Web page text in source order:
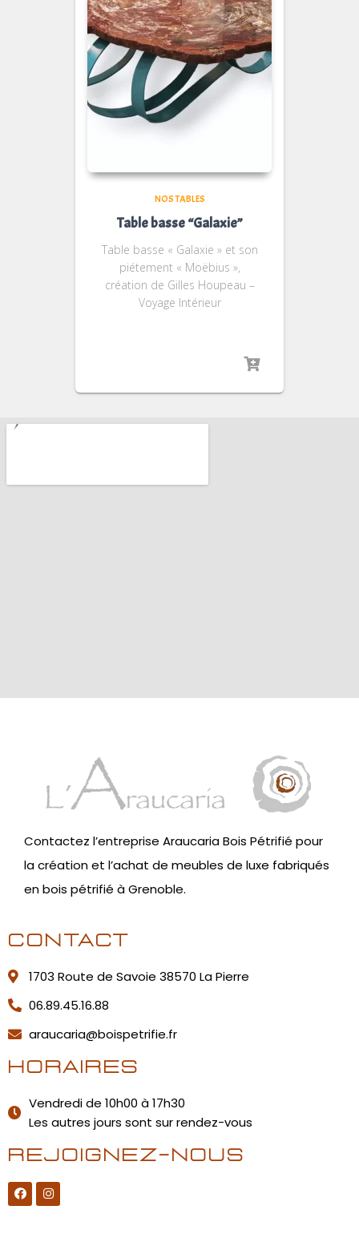
NOS TABLES
Table basse “Galaxie”
Table basse « Galaxie » et son
piétement « Moëbius »,
création de Gilles Houpeau –
Voyage Intérieur
Contactez l’entreprise Araucaria Bois Pétrifié pour
la création et l’achat de meubles de luxe fabriqués
en bois pétrifié à Grenoble.
Contact
1703 Route de Savoie 38570 La Pierre
06.89.45.16.88
araucaria@boispetrifie.fr
Horaires
Vendredi de 10h00 à 17h30
Les autres jours sont sur rendez-vous
Rejoignez-nous